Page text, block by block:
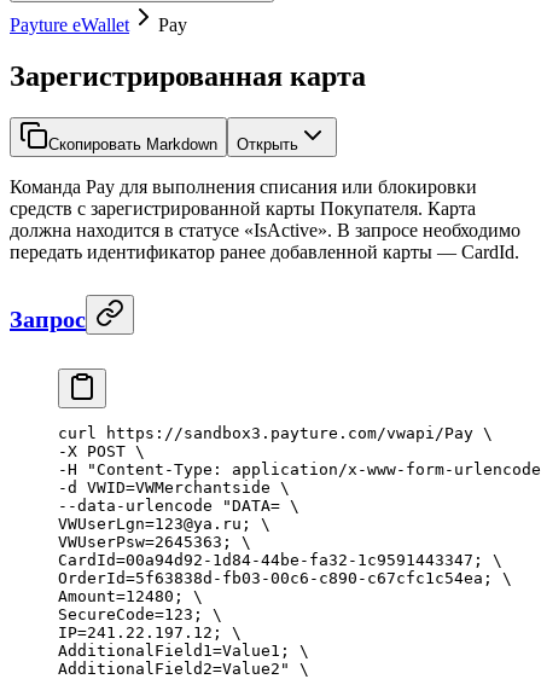
Payture eWallet Pay
Зарегистрированная карта
Скопировать Markdown Открыть
Команда Pay для выполнения списания или блокировки
средств с зарегистрированной карты Покупателя. Карта
должна находится в статусе «IsActive». В запросе необходимо
передать идентификатор ранее добавленной карты — CardId.
Запрос
curl https : //sandbox3.payture.com/vwapi/Pay \
-X POST \
-H "Content-Type: application/x-www-form-
-d VWID=VWMerchantside \
--data - urlencode "DATA= \
VWUserLgn=123@ya.ru; \
VWUserPsw=2645363; \
CardId=00a94d92-1d84-44be-fa32-1c9591443347; \
OrderId=5f63838d-fb03-00c6-c890-c67cfc1c54ea; \
Amount=12480; \
SecureCode=123; \
IP=241.22.197.12; \
AdditionalField1=Value1; \
AdditionalField2=Value2"
\